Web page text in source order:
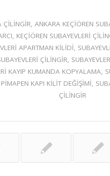
ÇILINGIR, ANKARA KEÇIÖREN
, KEÇIÖREN SUBAYEVLERI
APARTMAN KILIDI,
ÇILINGIR,
KAYIP KUMANDA KOPYALAMA,
PIMAPEN KAPI KILIT DEĞIŞIMI,
ÇILINGIR